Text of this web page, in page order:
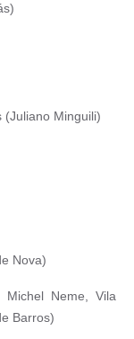
(Juliano Minguili)
Nova)
Michel Neme, Vila
Barros)